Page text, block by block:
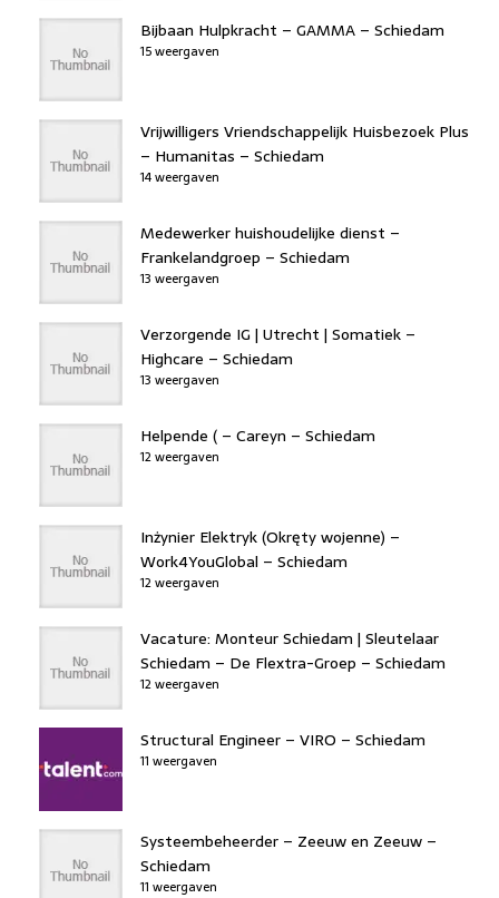
Bijbaan Hulpkracht – GAMMA – Schiedam
15 weergaven
Vrijwilligers Vriendschappelijk Huisbezoek Plus
– Humanitas – Schiedam
14 weergaven
Medewerker huishoudelijke dienst –
Frankelandgroep – Schiedam
13 weergaven
Verzorgende IG | Utrecht | Somatiek –
Highcare – Schiedam
13 weergaven
Helpende ( – Careyn – Schiedam
12 weergaven
Inżynier Elektryk (Okręty wojenne) –
Work4YouGlobal – Schiedam
12 weergaven
Vacature: Monteur Schiedam | Sleutelaar
Schiedam – De Flextra-Groep – Schiedam
12 weergaven
Structural Engineer – VIRO – Schiedam
11 weergaven
Systeembeheerder – Zeeuw en Zeeuw –
Schiedam
11 weergaven